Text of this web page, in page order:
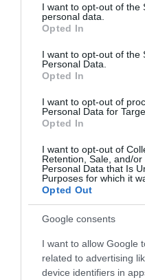
not limited to your visit or
grant or deny consent to
use your data for below
consent section.
I want to opt-out of the
personal data.
Opted In
I want to opt-out of the
Personal Data.
Opted In
I want to opt-out of
Personal Data for
Opted In
I want to opt-out of
Retention, Sale, and/
Personal Data that Is
Purposes for which it
Opted Out
Google consents
I want to allow Google
related to advertising
device identifiers in
ΚΌΣΤΟΣ
ΚΟΛΩΝΑ ΓΩΝΙΑ
ΜΕ ΚΑΠΑΚΙΑ
Η γωνιακή
50Χ50/20mm
γωνίας ή σχήματος “Τ”
Είναι
τύπου inox με ματ